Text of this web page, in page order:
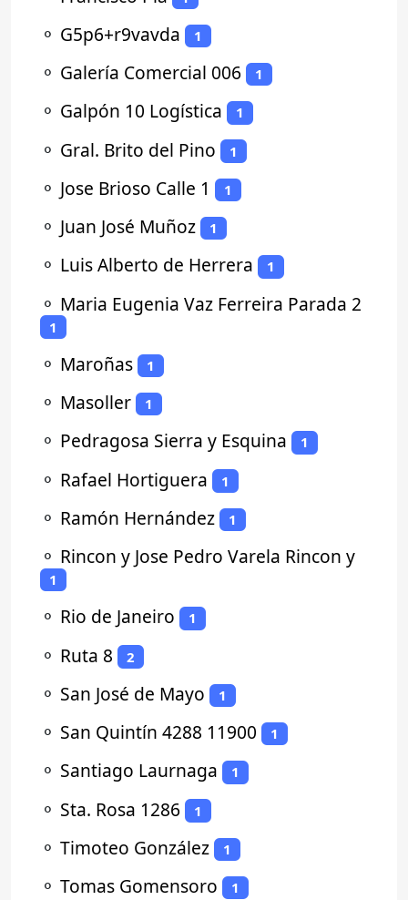
⚬ G5p6+r9vavda 1
⚬ Galería Comercial 006 1
⚬ Galpón 10 Logística 1
⚬ Gral. Brito del Pino 1
⚬ Jose Brioso Calle 1 1
⚬ Juan José Muñoz 1
⚬ Luis Alberto de Herrera 1
⚬ Maria Eugenia Vaz Ferreira Parada 2
1
⚬ Maroñas 1
⚬ Masoller 1
⚬ Pedragosa Sierra y Esquina 1
⚬ Rafael Hortiguera 1
⚬ Ramón Hernández 1
⚬ Rincon y Jose Pedro Varela Rincon y
1
⚬ Rio de Janeiro 1
⚬ Ruta 8 2
⚬ San José de Mayo 1
⚬ San Quintín 4288 11900 1
⚬ Santiago Laurnaga 1
⚬ Sta. Rosa 1286 1
⚬ Timoteo González 1
⚬ Tomas Gomensoro 1